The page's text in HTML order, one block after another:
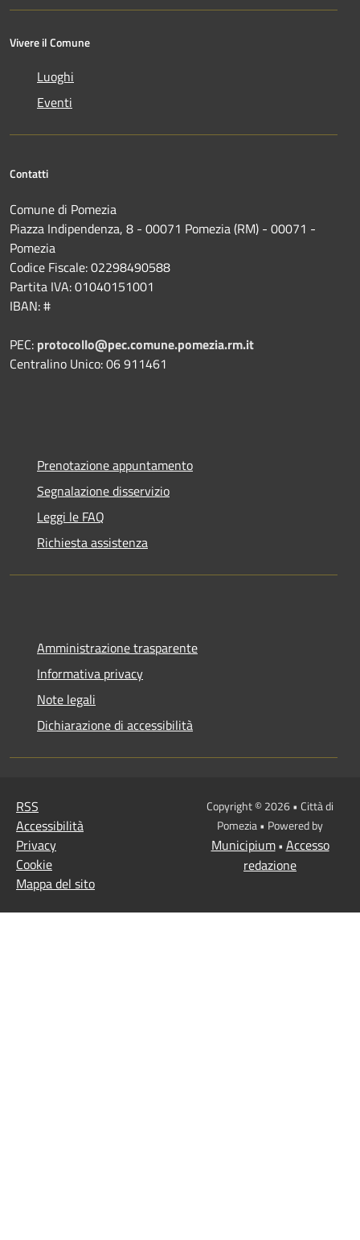
Vivere il Comune
Luoghi
Eventi
Contatti
Comune di Pomezia
Piazza Indipendenza, 8 - 00071 Pomezia (RM) - 00071 -
Pomezia
Codice Fiscale: 02298490588
Partita IVA: 01040151001
IBAN: #
PEC: protocollo@pec.comune.pomezia.rm.it
Centralino Unico: 06 911461
Prenotazione appuntamento
Segnalazione disservizio
Leggi le FAQ
Richiesta assistenza
Amministrazione trasparente
Informativa privacy
Note legali
Dichiarazione di accessibilità
RSS
Accessibilità
Privacy
Cookie
Mappa del sito
Copyright © 2026 • Città di
Pomezia • Powered by
Municipium• Accesso
redazione